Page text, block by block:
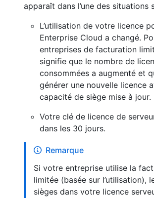
apparaît dans l’une des situations
L’utilisation de votre licence
Enterprise Cloud a changé.
entreprises de facturation
signifie que le nombre de
consommées a augmenté et
générer une nouvelle licence
capacité de siège mise à jour.
Votre clé de licence de
dans les 30 jours.
Remarque
Si votre entreprise utilise la
limitée (basée sur l’utilisation),
sièges dans votre licence